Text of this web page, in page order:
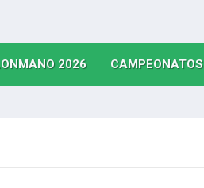
2026(CURRENT)
CAMPEONATOS